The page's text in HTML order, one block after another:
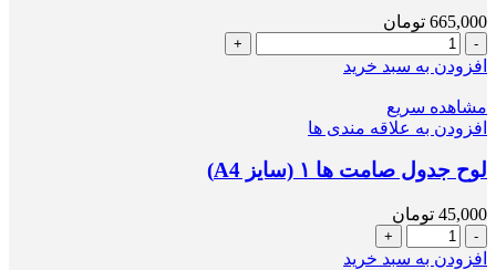
665,000 تومان
لوح
25
تم
ریاضی
سیمی
افزودن به سبد خرید
مشاهده سریع
افزودن به علاقه مندی ها
لوح جدول صامت ها ۱ (سایز A4)
45,000 تومان
لوح
جدول
افزودن به سبد خرید